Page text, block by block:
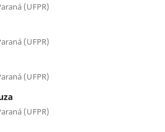
(UFPR)
(UFPR)
(UFPR)
(UFPR)